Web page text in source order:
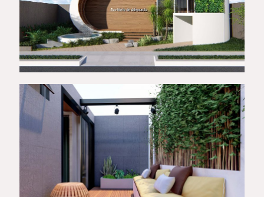
Reforma interna e externa